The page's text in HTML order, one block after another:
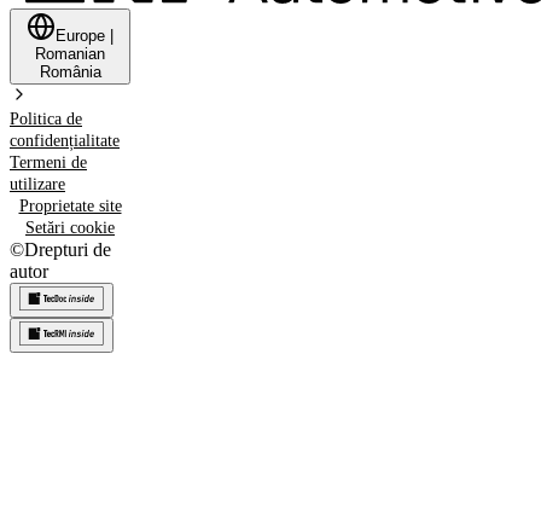
Europe
Romanian
România
Politica de
confidențialitate
Termeni de
utilizare
Proprietate site
Setări cookie
©Drepturi de
autor